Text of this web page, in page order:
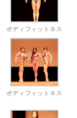
ボディフィットネス
ボディフィットネス